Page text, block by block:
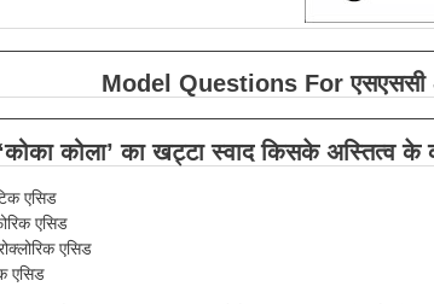
Model Questions For एसएससी -
कोला’ का खट्टा स्वाद किसके अस्तित्व के
एसिड
एसिड
एसिड
एसिड